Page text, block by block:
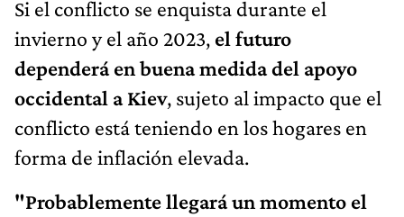
Si el conflicto se enquista durante el
invierno y el año 2023, el futuro
dependerá en buena medida del apoyo
occidental a Kiev, sujeto al impacto que el
conflicto está teniendo en los hogares en
forma de inflación elevada.
"Probablemente llegará un momento el